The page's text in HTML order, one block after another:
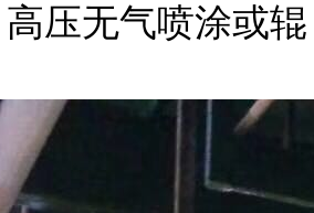
压无气喷涂或辊